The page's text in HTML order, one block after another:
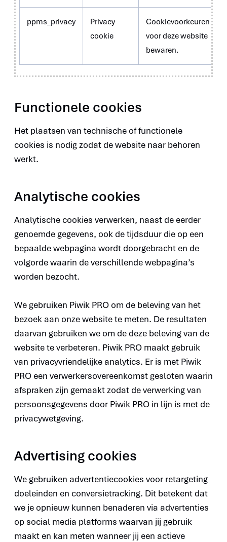
ppms_privacy
Privacy
cookie
Cookievoorkeuren
voor deze website
bewaren.
Functionele cookies
Het plaatsen van technische of functionele
cookies is nodig zodat de website naar behoren
werkt.
Analytische cookies
Analytische cookies verwerken, naast de eerder
genoemde gegevens, ook de tijdsduur die op een
bepaalde webpagina wordt doorgebracht en de
volgorde waarin de verschillende webpagina’s
worden bezocht.
We gebruiken Piwik PRO om de beleving van het
bezoek aan onze website te meten. De resultaten
daarvan gebruiken we om de deze beleving van de
website te verbeteren. Piwik PRO maakt gebruik
van privacyvriendelijke analytics. Er is met Piwik
PRO een verwerkersovereenkomst gesloten waarin
afspraken zijn gemaakt zodat de verwerking van
persoonsgegevens door Piwik PRO in lijn is met de
privacywetgeving.
Advertising cookies
We gebruiken advertentiecookies voor retargeting
doeleinden en conversietracking. Dit betekent dat
we je opnieuw kunnen benaderen via advertenties
op social media platforms waarvan jij gebruik
maakt en kan meten wanneer jij een actieve